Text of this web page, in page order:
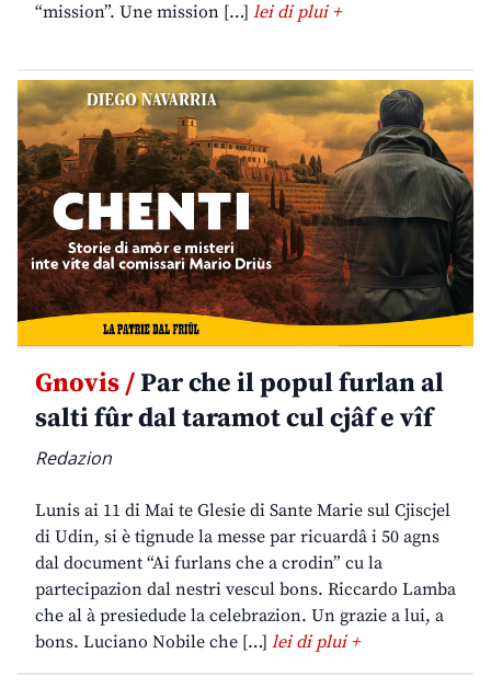
“mission”. Une mission […] lei di plui +
Gnovis /Par che il popul furlan al
salti fûr dal taramot cul cjâf e vîf
Redazion
Lunis ai 11 di Mai te Glesie di Sante Marie sul Cjiscjel
di Udin, si è tignude la messe par ricuardâ i 50 agns
dal document “Ai furlans che a crodin” cu la
partecipazion dal nestri vescul bons. Riccardo Lamba
che al à presiedude la celebrazion. Un grazie a lui, a
bons. Luciano Nobile che […] lei di plui +